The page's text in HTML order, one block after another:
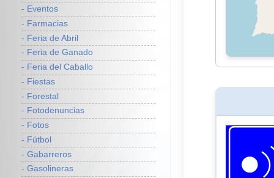
- Eventos
- Farmacias
- Feria de Abril
- Feria de Ganado
- Feria del Caballo
- Fiestas
- Forestal
- Fotodenuncias
- Fotos
- Fútbol
- Gabarreros
- Gasolineras